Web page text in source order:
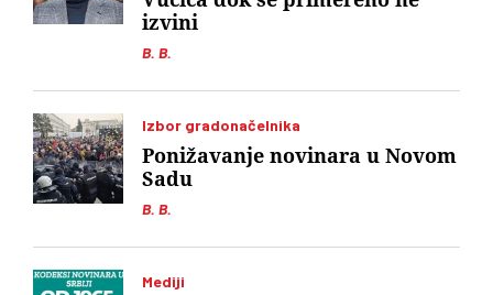
B. B.
izvini
Izbor gradonačelnika
B. B.
Ponižavanje novinara u Novom
Sadu
Mediji